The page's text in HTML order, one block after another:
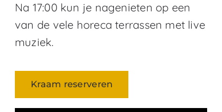
Na 17:00 kun je nagenieten op een
van de vele horeca terrassen met live
muziek.
Kraam reserveren